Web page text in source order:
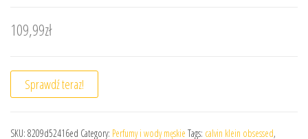
109,99zł
Sprawdź teraz!
SKU: 8209d52416ed Category: Perfumy i wody męskie Tags: calvin klein obsessed,